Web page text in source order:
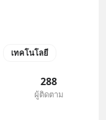
เทคโนโลยี
288
ผู้ติดตาม